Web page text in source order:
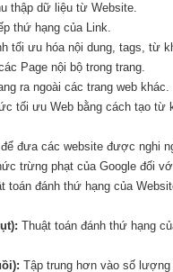
thập dữ liệu từ Website.
thứ hạng của Link.
tối ưu hóa nội dung, tags, từ
Page nội bộ trong trang.
ra ngoài các trang web khác.
tối ưu Web bằng cách tạo
đưa các website được nghi
trừng phạt của Google đối
toán đánh thứ hạng của
Thuật toán đánh thứ hạng
Tập trung hơn vào số